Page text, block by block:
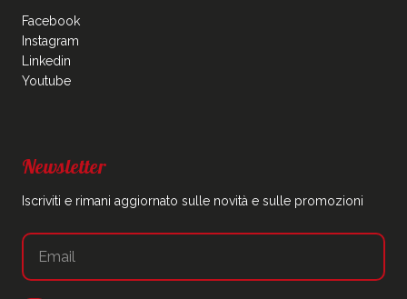
Facebook
Instagram
Linkedin
Youtube
Newsletter
Iscriviti e rimani aggiornato sulle novità e sulle promozioni